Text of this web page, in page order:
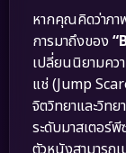
หากคุณคิดว่าภ
การมาถึงของ
เปลี่ยนนิยามค
แช่ (Jump
จิตวิทยาและวิท
ระดับมาสเตอร์